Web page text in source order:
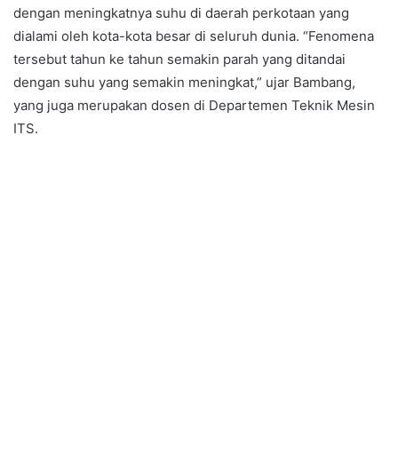
dengan meningkatnya suhu di daerah perkotaan yang
dialami oleh kota-kota besar di seluruh dunia. “Fenomena
tersebut tahun ke tahun semakin parah yang ditandai
dengan suhu yang semakin meningkat,” ujar Bambang,
yang juga merupakan dosen di Departemen Teknik Mesin
ITS.